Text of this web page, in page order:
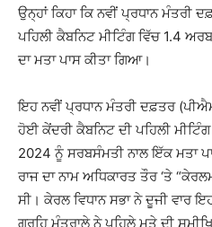
ਉਨ੍ਹਾਂ ਕਿਹਾ ਕਿ ਨਵੀਂ ਪ੍ਰਧਾਨ
ਪਹਿਲੀ ਕੈਬਨਿਟ ਮੀਟਿੰਗ ਵਿੱਚ 1.4
ਦਾ ਮਤਾ ਪਾਸ ਕੀਤਾ ਗਿਆ।
ਇਹ ਨਵੀਂ ਪ੍ਰਧਾਨ ਮੰਤਰੀ ਦਫ਼ਤਰ
ਹੋਈ ਕੇਂਦਰੀ ਕੈਬਨਿਟ ਦੀ ਪਹਿਲੀ
2024 ਨੂੰ ਸਰਬਸੰਮਤੀ ਨਾਲ ਇੱਕ ਮਤਾ
ਰਾਜ ਦਾ ਨਾਮ ਅਧਿਕਾਰਤ ਤੌਰ ‘ਤੇ
ਸੀ। ਕੇਰਲ ਵਿਧਾਨ ਸਭਾ ਨੇ ਦੂਜੀ ਵਾਰ
ਗ੍ਰਹਿ ਮੰਤਰਾਲੇ ਨੇ ਪਹਿਲੇ ਮਤੇ ਦੀ